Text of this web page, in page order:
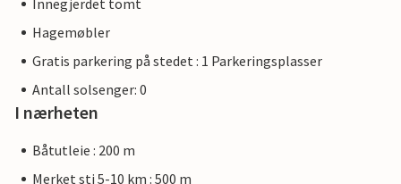
Innegjerdet tomt
Hagemøbler
Gratis parkering på stedet : 1 Parkeringsplasser
Antall solsenger: 0
I nærheten
Båtutleie : 200 m
Merket sti 5-10 km : 500 m